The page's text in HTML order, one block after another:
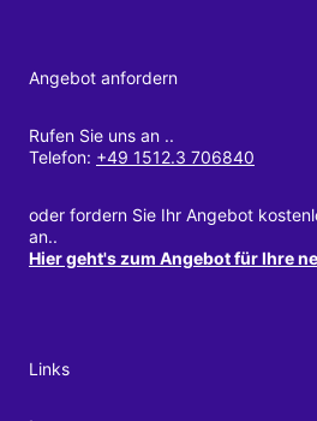
Angebot anfordern
Rufen Sie uns an ..
Telefon: +49 1512.3 706840
oder fordern Sie Ihr Angebot
an..
Hier geht's zum Angebot für Ihre
Links